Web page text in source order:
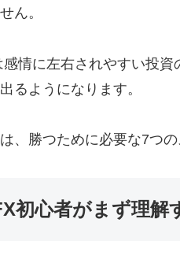
ん。
感情に左右されやすい投
るようになります。
、勝つために必要な7つ
初心者がまず理解